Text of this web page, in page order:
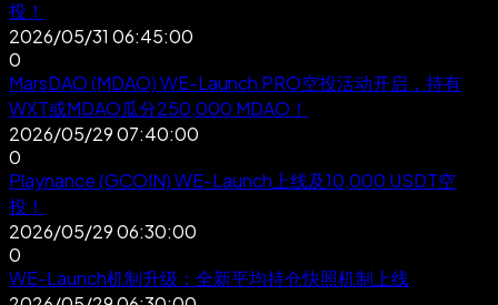
投！
2026/05/31 06:45:00
0
MarsDAO (MDAO) WE-Launch PRO空投活动开启，持有
WXT或MDAO瓜分250,000 MDAO！
2026/05/29 07:40:00
0
Playnance (GCOIN) WE-Launch上线及10,000 USDT空
投！
2026/05/29 06:30:00
0
WE-Launch机制升级：全新平均持仓快照机制上线